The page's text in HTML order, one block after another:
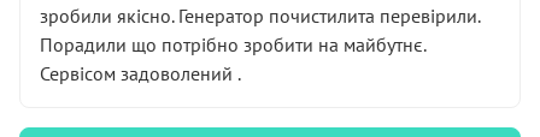
зробили якісно. Генератор почистилита перевірили.
Порадили що потрібно зробити на майбутнє.
Сервісом задоволений .